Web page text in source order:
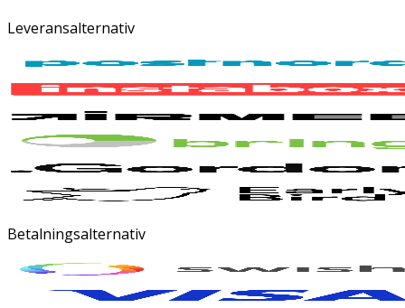
Leveransalternativ
Betalningsalternativ